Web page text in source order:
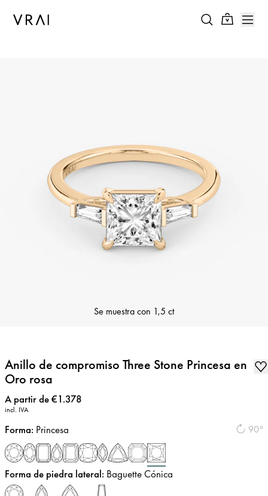
Se muestra con 1,5 ct
Anillo de compromiso Three Stone Princesa en
Oro rosa
Precio:
A partir de €1.378
incl. IVA
90°
Forma: Princesa
Forma de piedra lateral: Baguette Cónica